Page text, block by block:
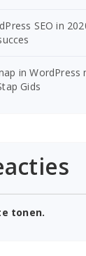
SEO in
in WordPress
Gids
tonen.